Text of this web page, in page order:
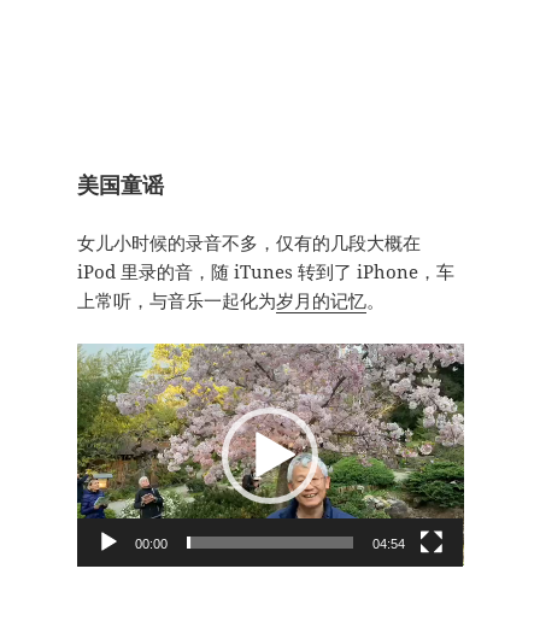
美国童谣
女儿小时候的录音不多，仅有的几段大概在
iPod 里录的音，随 iTunes 转到了 iPhone，车
上常听，与音乐一起化为岁月的记忆。
视
频
播
放
器
00:00 04:54